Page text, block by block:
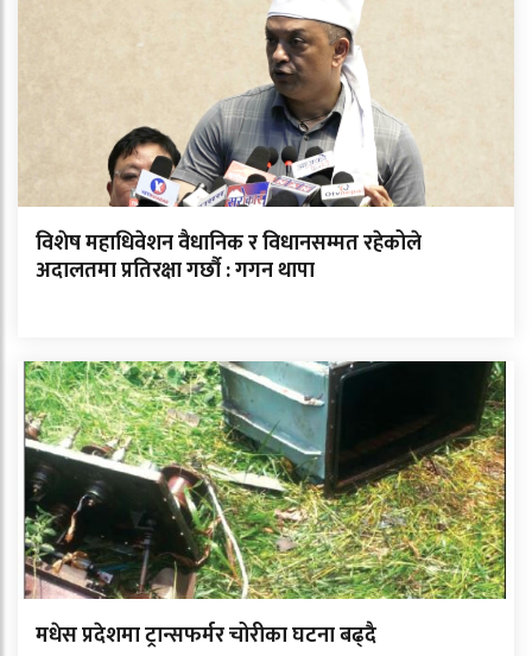
विशेष महाधिवेशन वैधानिक र विधानसम्मत रहेकोले
अदालतमा प्रतिरक्षा गर्छौ : गगन थापा
मधेस प्रदेशमा ट्रान्सफर्मर चोरीका घटना बढ्दै